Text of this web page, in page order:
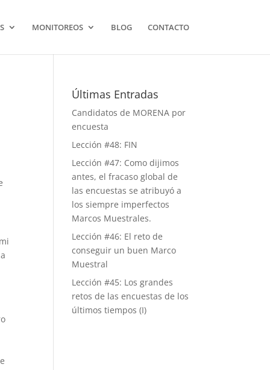
MONITOREOS BLOG CONTACTO
Últimas Entradas
Candidatos de MORENA por
encuesta
Lección #48: FIN
Lección #47: Como dijimos
antes, el fracaso global de
las encuestas se atribuyó a
los siempre imperfectos
Marcos Muestrales.
Lección #46: El reto de
conseguir un buen Marco
Muestral
Lección #45: Los grandes
retos de las encuestas de los
últimos tiempos (I)